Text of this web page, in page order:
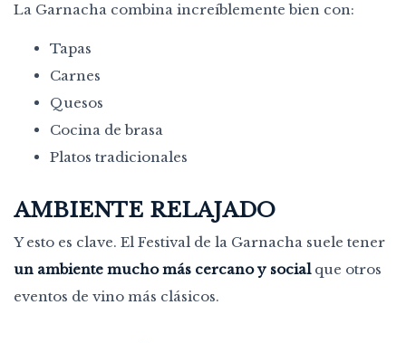
La Garnacha combina increíblemente bien con:
Tapas
Carnes
Quesos
Cocina de brasa
Platos tradicionales
AMBIENTE RELAJADO
Y esto es clave. El Festival de la Garnacha suele tener
un ambiente mucho más cercano y social que otros
eventos de vino más clásicos.